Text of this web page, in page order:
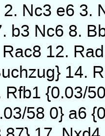
Nc3 e6 3.
b3 Nc6 8.
12.
14.
Rfb1 {0.03/
58 0} a6